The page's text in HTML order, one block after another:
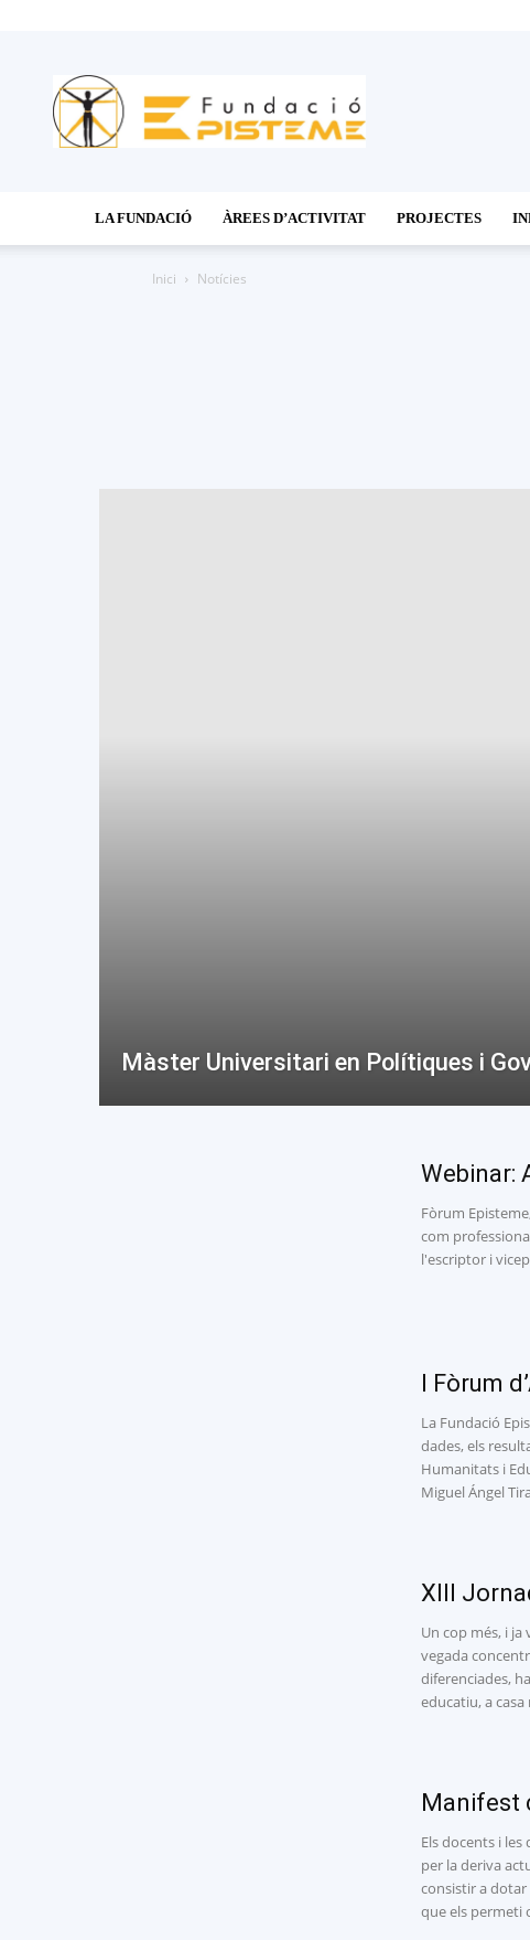
Episteme
LA FUNDACIÓ ÀREES D’ACTIVITAT PROJECTES
Inici Notícies
Màster Universitari en Polítiques i
Webinar:
Fòrum
com
l'escriptor i
I Fòrum
La Fundació
dades, els
Humanitats i
Miguel Ángel
XIII
Un cop més, i
vegada
diferenciades,
educatiu, a
Manifest
Els docents i
per la deriva
consistir a
que els permeti